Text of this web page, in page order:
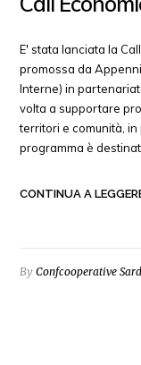
E' stata lanciata la
promossa da
Interne​) in
volta a supportare
territori e comunità,
programma è
CONTINUA A
ByConfcooperative